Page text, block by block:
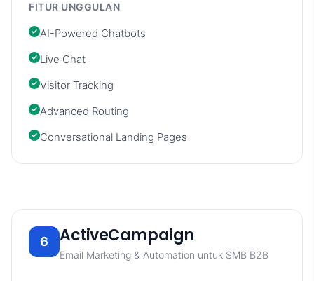
FITUR UNGGULAN
AI-Powered Chatbots
Live Chat
Visitor Tracking
Advanced Routing
Conversational Landing Pages
6 ActiveCampaign
Email Marketing & Automation untuk SMB B2B